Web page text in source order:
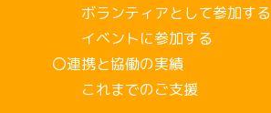
ボランティアとして参加する
イベントに参加する
〇連携と協働の実績
これまでのご支援